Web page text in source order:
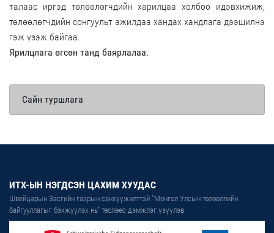
талаас иргэд төлөөлөгчдийн харилцаа холбоо идэвхижиж,
төлөөлөгчдийн сонгуульт ажилдаа хандах хандлага дээшилнэ
гэж үзэж байгаа.
Ярилцлага өгсөн танд баярлалаа.
Сайн туршлага
ИТХ-ЫН НЭГДСЭН ЦАХИМ ХУУДАС
Швейцарын Засгийн газрын санхүүжилттэй “Монгол Улсын төлөөллийн
байгууллагыг бэхжүүлэх нь” төслөөс дэмжлэг үзүүлэв.